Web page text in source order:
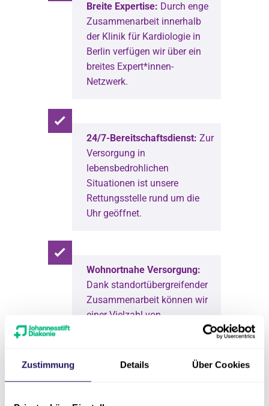
Zustimmung Details Über Cookies
Breite Expertise: Durch enge
Zusammenarbeit innerhalb
der Klinik für Kardiologie in
Berlin verfügen wir über ein
breites Expert*innen-
Netzwerk.
24/7-Bereitschaftsdienst: Zur
Versorgung in
lebensbedrohlichen
Situationen ist unsere
Rettungsstelle rund um die
Uhr geöffnet.
Wohnortnahe Versorgung:
Dank standortübergreifender
Zusammenarbeit können wir
einer Vielzahl von
direkt in ihrer Nähe bieten.